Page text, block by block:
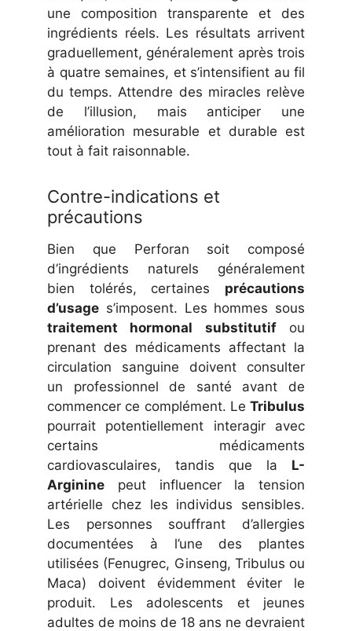
une composition transparente et des
ingrédients réels. Les résultats arrivent
graduellement, généralement après trois
à quatre semaines, et s’intensifient au fil
du temps. Attendre des miracles relève
de l’illusion, mais anticiper une
amélioration mesurable et durable est
tout à fait raisonnable.
Contre-indications et
précautions
Bien que Perforan soit composé
d’ingrédients naturels généralement
bien tolérés, certaines précautions
d’usage s’imposent. Les hommes sous
traitement hormonal substitutifou
prenant des médicaments affectant la
circulation sanguine doivent consulter
un professionnel de santé avant de
commencer ce complément. Le Tribulus
pourrait potentiellement interagir avec
certains médicaments
cardiovasculaires, tandis que la L-
Arginine peut influencer la tension
artérielle chez les individus sensibles.
Les personnes souffrant d’allergies
documentées à l’une des plantes
utilisées (Fenugrec, Ginseng, Tribulus ou
Maca) doivent évidemment éviter le
produit. Les adolescents et jeunes
adultes de moins de 18 ans ne devraient